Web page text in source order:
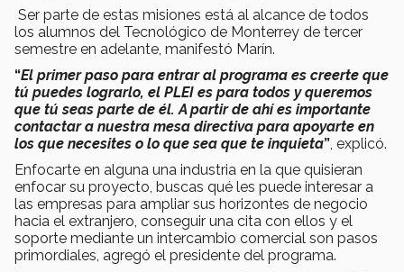
Ser parte de estas misiones está al alcance de todos
los alumnos del Tecnológico de Monterrey de tercer
semestre en adelante, manifestó Marín.
“El primer paso para entrar al programa es creerte que
tú puedes lograrlo, el PLEI es para todos y queremos
que tú seas parte de él.A partir de ahí es importante
contactar a nuestra mesa directiva para apoyarte en
los que necesites o lo que sea que te inquieta”, explicó.
Enfocarte en alguna una industria en la que quisieran
enfocar su proyecto, buscas qué les puede interesar a
las empresas para ampliar sus horizontes de negocio
hacia el extranjero, conseguir una cita con ellos y el
soporte mediante un intercambio comercial son pasos
primordiales, agregó el presidente del programa.